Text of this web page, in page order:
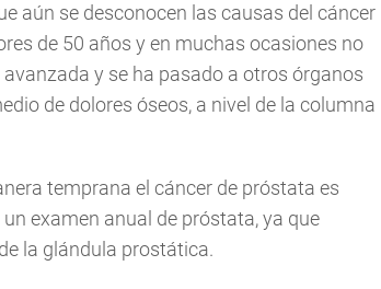
aún se desconocen las causas del cáncer
de 50 años y en muchas ocasiones no
y se ha pasado a otros órganos
de dolores óseos, a nivel de la columna
temprana el cáncer de próstata es
examen anual de próstata, ya que
la glándula prostática.